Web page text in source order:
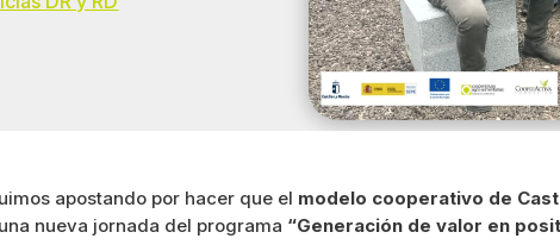
apostando por hacer que el modelo cooperativo de
nueva jornada del programa “Generación de valor en